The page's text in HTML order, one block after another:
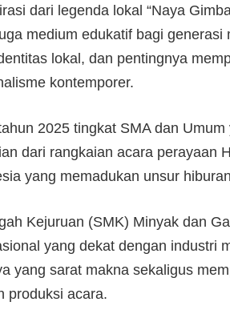
dari legenda lokal “Naya
medium edukatif bagi
lokal, dan pentingnya
kontemporer.
2025 tingkat SMA dan
dari rangkaian acara perayaan
yang memadukan unsur
Kejuruan (SMK) Minyak dan
yang dekat dengan industri
yang sarat makna sekaligus
produksi acara.